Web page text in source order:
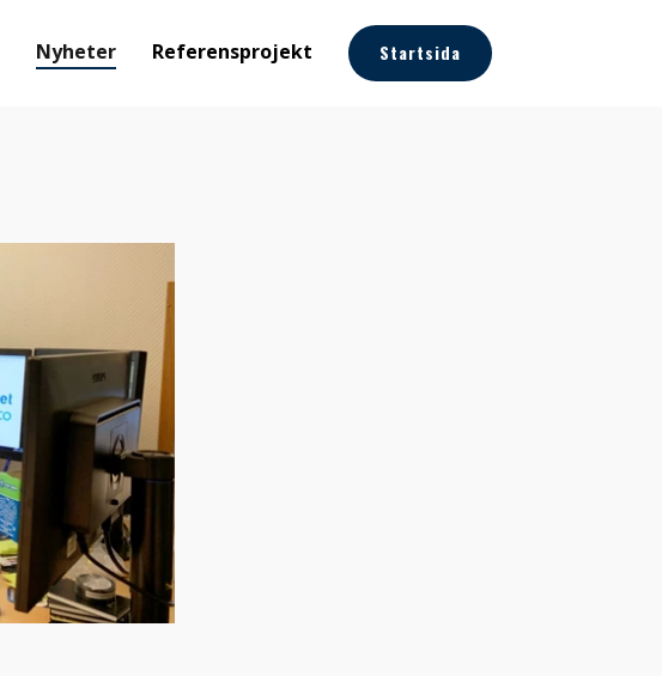
Nyheter Referensprojekt Startsida